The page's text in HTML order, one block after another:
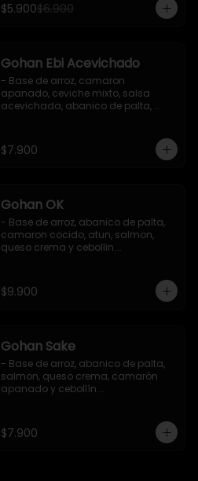
**Imagen Referencial**
$5.900$6.900
Gohan Ebi Acevichado
- Base de arroz, camaron
apanado, ceviche mixto, salsa
acevichada, abanico de palta,
$7.900
Gohan OK
- Base de arroz, abanico de palta,
camaron cocido, atun, salmon,
queso crema y cebollin.
$9.900
Gohan Sake
- Base de arroz, abanico de palta,
salmon, queso crema, camarón
apanado y cebollín.
$7.900